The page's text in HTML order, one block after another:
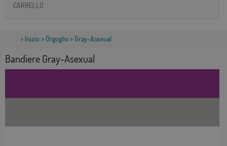
CARRELLO
> Inizio > Orgoglio > Gray-Asexual
Bandiere Gray-Asexual